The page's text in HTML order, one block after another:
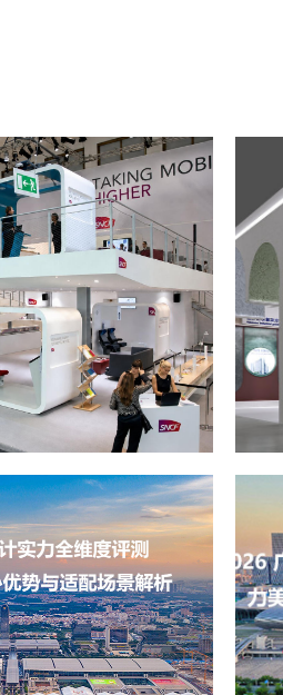
出境展览公司如何选？2026俄罗斯展台设计搭建十大服务商实力盘点